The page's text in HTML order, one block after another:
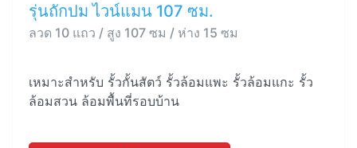
รุ่นถักปม ไวน์แมน 107 ซม.
ลวด 10 แถว / สูง 107 ซม / ห่าง 15 ซม
เหมาะสำหรับ รั้วกั้นสัตว์ รั้วล้อมแพะ รั้วล้อมแกะ รั้ว
ล้อมสวน ล้อมพื้นที่รอบบ้าน